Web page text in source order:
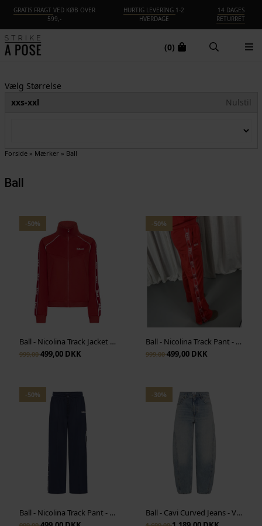
GRATIS FRAGT VED KØB OVER
599,-
HURTIG LEVERING 1-2
HVERDAGE
14 DAGES
RETURRET
(0)
Vælg Størrelse
xxs-xxl
Nulstil
Forside» Mærker » Ball
Ball
-50%
Ball - Nicolina Track Jacket - Chinese Red
999,00499,00 DKK
-50%
Ball - Nicolina Track Pant - Chinese Red
999,00499,00 DKK
-50%
Ball - Nicolina Track Pant - Sky Captain
-30%
Ball - Cavi Curved Jeans - Vintage